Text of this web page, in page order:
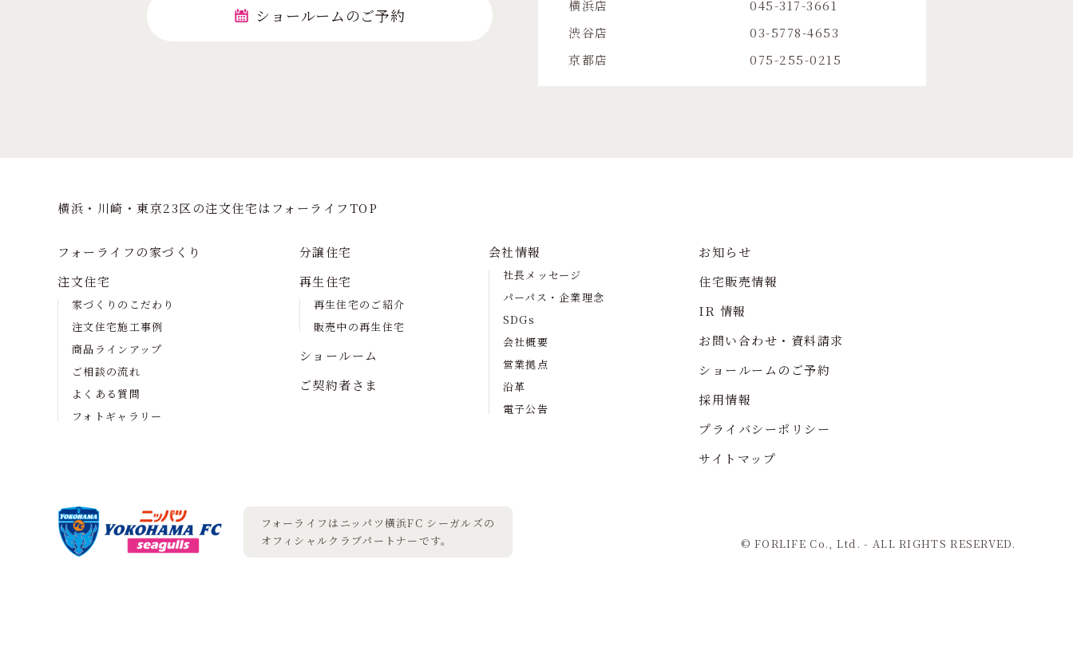
ショールームのご予約
横浜店
045-317-3661
渋谷店
03-5778-4653
京都店
075-255-0215
横浜・川崎・東京23区の注⽂住宅はフォーライフTOP
フォーライフの家づくり
注文住宅
家づくりのこだわり
注文住宅施工事例
商品ラインアップ
ご相談の流れ
よくある質問
フォトギャラリー
分譲住宅
再生住宅
再生住宅のご紹介
販売中の再生住宅
ショールーム
ご契約者さま
会社情報
社長メッセージ
パーパス・企業理念
SDGs
会社概要
営業拠点
沿革
電子公告
お知らせ
住宅販売情報
IR 情報
お問い合わせ・資料請求
ショールームのご予約
採用情報
プライバシーポリシー
サイトマップ
フォーライフはニッパツ横浜FC シーガルズの
オフィシャルクラブパートナーです。
© FORLIFE Co., Ltd. - ALL RIGHTS RESERVED.